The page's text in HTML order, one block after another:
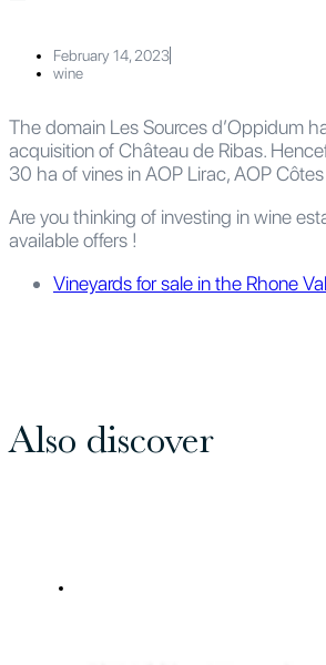
February 14, 2023
wine
The domain Les Sources d’Oppidum
acquisition of Château de Ribas.
30 ha of vines in AOP Lirac, AOP
Are you thinking of investing in wine
available offers !
Vineyards for sale in the Rhone
Also discover